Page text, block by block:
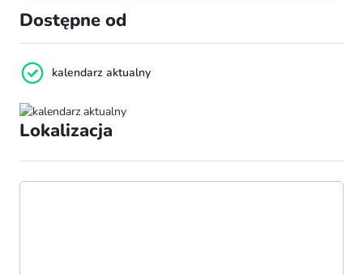
Dostępne od
kalendarz aktualny
Lokalizacja